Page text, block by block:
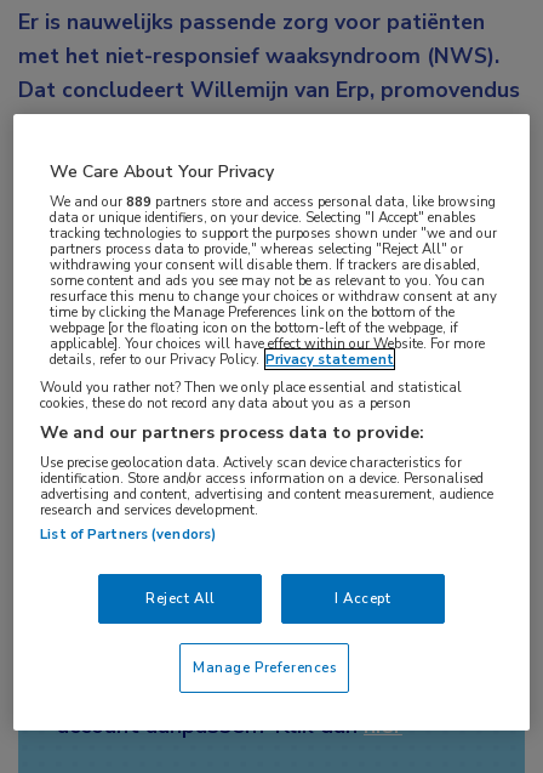
Er is nauwelijks passende zorg voor patiënten
met het niet-responsief waaksyndroom (NWS).
Dat concludeert Willemijn van Erp, promovendus
en specialist ouderengeneeskunde in het
Radboudumc, na een cohortonderzoek tussen
2012 en 2018. Het onderzoek is begin dit jaar
gepubliceerd inAnnals of Neurology.
Meer informatie is alleen
toegankelijk voor
abonnees die
voorschrijfbevoegd zijn.
Login
Let op:Om alle informatie te kunnen
zien heeft ueen account
nodig om in te
loggen. Bent u al ingelogd? Dan heeft u
onvoldoende rechten om deze
informatie te bekijken. Wilt u uw
account aanpassen? Klik danhier
We Care About Your Privacy
We and our889 partners store and access personal data, like browsing
data or unique identifiers, on your device. Selecting "I Accept" enables
tracking technologies to support the purposes shown under "we and our
partners process data to provide," whereas selecting "Reject All" or
withdrawing your consent will disable them. If trackers are disabled,
some content and ads you see may not be as relevant to you. You can
resurface this menu to change your choices or withdraw consent at any
time by clicking the Manage Preferences link on the bottom of the
webpage [or the floating icon on the bottom-left of the webpage, if
applicable]. Your choices will have effect within our Website. For more
details, refer to our Privacy Policy. Privacy statement
Would you rather not? Then we only place essential and statistical
cookies, these do not record any data about you as a person
We and our partners process data to provide:
Use precise geolocation data. Actively scan device characteristics for
identification. Store and/or access information on a device. Personalised
advertising and content, advertising and content measurement, audience
research and services development.
List of Partners (vendors)
Reject All I Accept
Manage Preferences